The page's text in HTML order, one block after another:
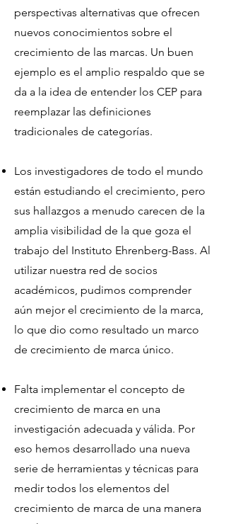
perspectivas alternativas que ofrecen
nuevos conocimientos sobre el
crecimiento de las marcas. Un buen
ejemplo es el amplio respaldo que se
da a la idea de entender los CEP para
reemplazar las definiciones
tradicionales de categorías.
Los investigadores de todo el mundo
están estudiando el crecimiento, pero
sus hallazgos a menudo carecen de la
amplia visibilidad de la que goza el
trabajo del Instituto Ehrenberg-Bass. Al
utilizar nuestra red de socios
académicos, pudimos comprender
aún mejor el crecimiento de la marca,
lo que dio como resultado un marco
de crecimiento de marca único.
Falta implementar el concepto de
crecimiento de marca en una
investigación adecuada y válida. Por
eso hemos desarrollado una nueva
serie de herramientas y técnicas para
medir todos los elementos del
crecimiento de marca de una manera